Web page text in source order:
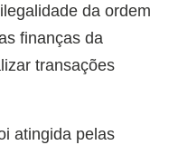
da ordem
finanças da
transações
atingida pelas